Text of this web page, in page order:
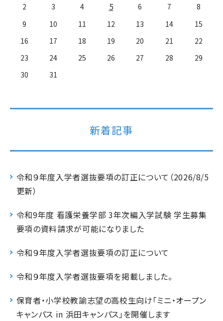
2
3 4 5 6 7
8
9
10 11 12 13 14
15
16
17 18 19 20 21
22
23
24 25 26 27 28
29
30
31
新着記事
令和９年度入学者選抜要項の訂正について（2026/8/5
更新）
令和9年度 看護栄養学部 3年次編入学試験 学生募集
要項の資料請求が可能になりました
令和９年度入学者選抜要項の訂正について
令和９年度入学者選抜要項を掲載しました。
保育者・小学校教諭志望の高校生向け「ミニ・オープン
キャンパス in 浜田キャンパス」を開催します